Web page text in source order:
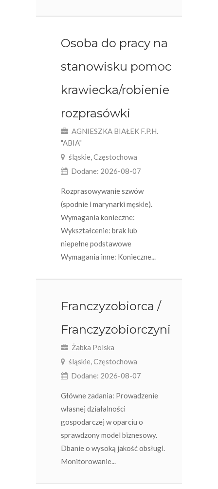
Osoba do pracy na
stanowisku pomoc
krawiecka/robienie
rozprasówki
AGNIESZKA BIAŁEK F.P.H.
"ABIA"
śląskie, Częstochowa
Dodane: 2026-08-07
Rozprasowywanie szwów
(spodnie i marynarki męskie).
Wymagania konieczne:
Wykształcenie: brak lub
niepełne podstawowe
Wymagania inne: Konieczne...
Franczyzobiorca /
Franczyzobiorczyni
Żabka Polska
śląskie, Częstochowa
Dodane: 2026-08-07
Główne zadania: Prowadzenie
własnej działalności
gospodarczej w oparciu o
sprawdzony model biznesowy.
Dbanie o wysoką jakość obsługi.
Monitorowanie...